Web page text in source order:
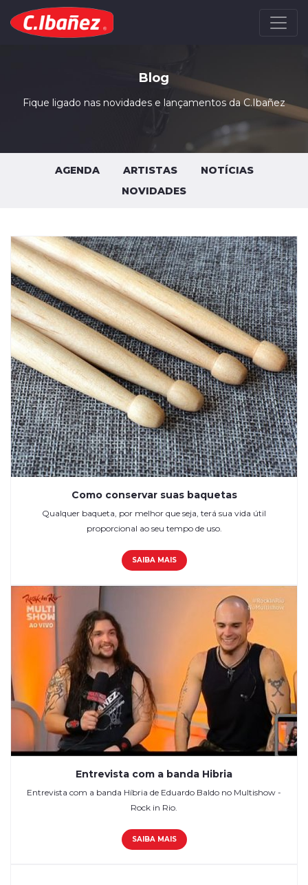
Blog
Fique ligado nas novidades e lançamentos da C.Ibañez
AGENDA ARTISTAS
NOTÍCIAS
NOVIDADES
Como conservar suas baquetas
Qualquer baqueta, por melhor que seja, terá sua vida útil
proporcional ao seu tempo de uso.
SAIBA MAIS
Entrevista com a banda Hibria
Entrevista com a banda Híbria de Eduardo Baldo no Multishow -
Rock in Rio.
SAIBA MAIS